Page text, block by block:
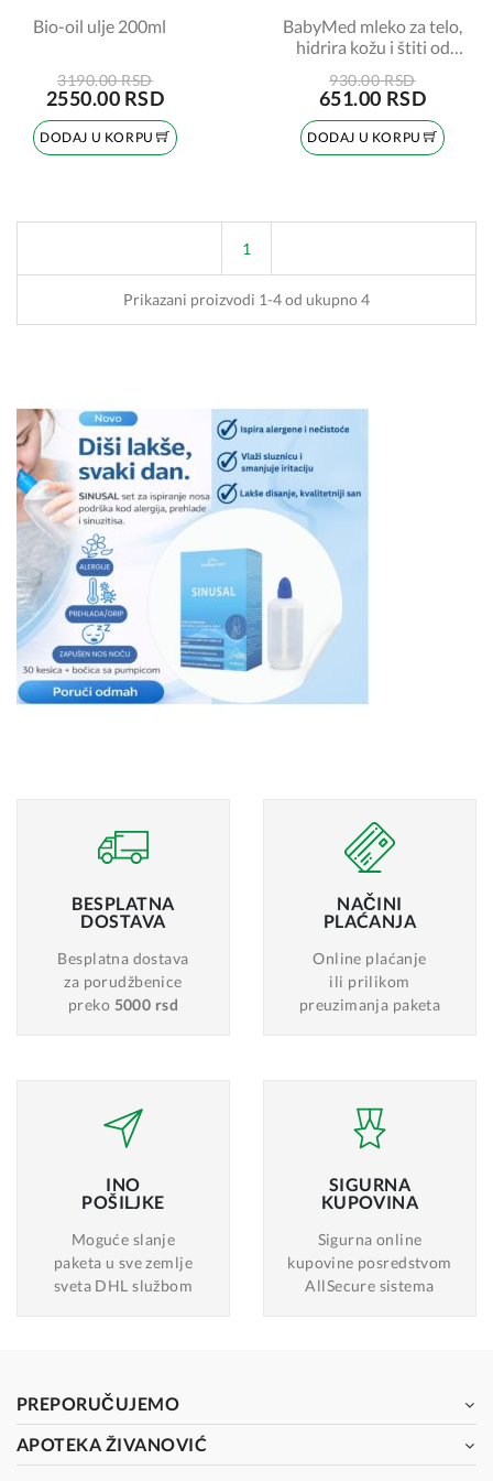
Bio-oil ulje 200ml
3190.00 RSD
2550.00 RSD
DODAJ U KORPU
BabyMed mleko za telo,
hidrira kožu i štiti od
200ml
930.00 RSD
651.00 RSD
DODAJ U KORPU
1
Prikazani proizvodi 1-4 od ukupno 4
BESPLATNA
DOSTAVA
Besplatna dostava
za porudžbenice
preko 5000 rsd
NAČINI
PLAĆANJA
Online plaćanje
ili prilikom
preuzimanja paketa
INO
POŠILJKE
Moguće slanje
paketa u sve zemlje
sveta DHL službom
SIGURNA
KUPOVINA
Sigurna online
kupovine posredstvom
AllSecure sistema
PREPORUČUJEMO
APOTEKA ŽIVANOVIĆ